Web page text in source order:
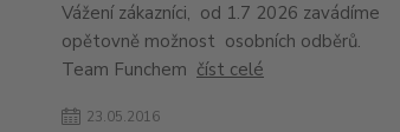
Vážení zákazníci, od 1.7 2026 zavádíme
opětovně možnost osobních odběrů.
Team Funchem číst celé
23.05.2016